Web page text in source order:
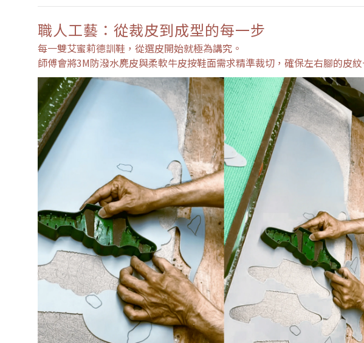
職人工藝：從裁皮到成型的每一步
每一雙艾蜜莉德訓鞋，從選皮開始就極為講究。
師傅會將3M防潑水麂皮與柔軟牛皮按鞋面需求精準裁切，確保左右腳的皮紋